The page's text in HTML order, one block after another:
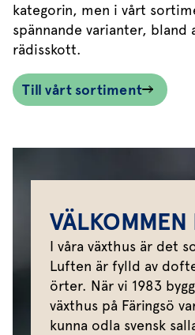
kategorin, men i vårt
spännande varianter, bland
rädisskott.
Till vårt sortiment
VÄLKOMMEN
I våra växthus är det
Luften är fylld av
örter. När vi 1983
växthus på Färingsö
kunna odla svensk